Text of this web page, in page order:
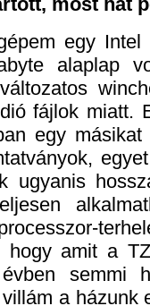
egy Intel
alaplap
változatos
fájlok
egy
ugyanis
amit asemmi
villám a
terjedő
hálózati
ment
ami